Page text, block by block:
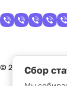
© 2026Сбор